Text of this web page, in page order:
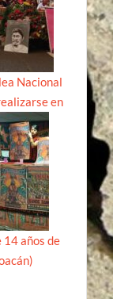
Nacional
en
años de